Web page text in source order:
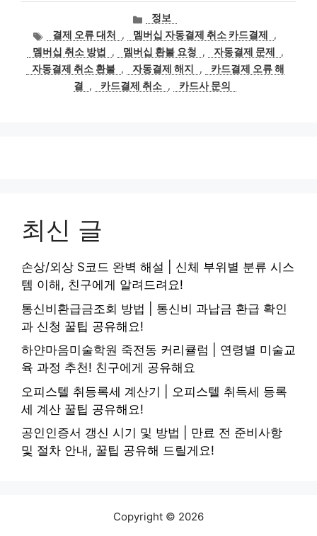
카
테
고
리
정보
태
그
결제 오류 대처 , 멤버십 자동결제 취소 카드결제
,
멤버십 취소 방법
, 멤버십 환불 요청 , 자동결제 문제
,
자동결제 취소 환불 , 자동결제 해지 ,
카드결제 오류 해
결
, 카드결제 취소 , 카드사 문의
최신 글
손상/외상 S코드 완벽 해설 | 신체 부위별 분류 시스
템 이해, 친구에게 알려드려요!
통신비환급금조회 방법 | 통신비 과납금 환급 확인
과 신청 꿀팁 공유해요!
하얀마음미술학원 죽전동 커리큘럼 | 연령별 미술교
육 과정 추천! 친구에게 공유해요
오피스텔 취등록세 계산기 | 오피스텔 취득세 등록
세 계산 꿀팁 공유해요!
공인인증서 갱신 시기 및 방법 | 만료 전 준비사항
및 절차 안내, 꿀팁 공유해 드릴게요!
Copyright © 2026